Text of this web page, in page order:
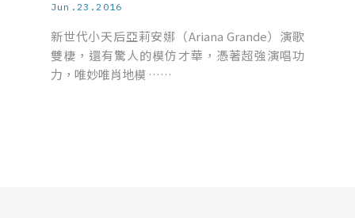
Jun.23.2016
新世代小天后亞莉安娜（Ariana Grande）演歌
雙棲，還有驚人的模仿才華，憑著超強演唱功
力，唯妙唯肖地模 ……